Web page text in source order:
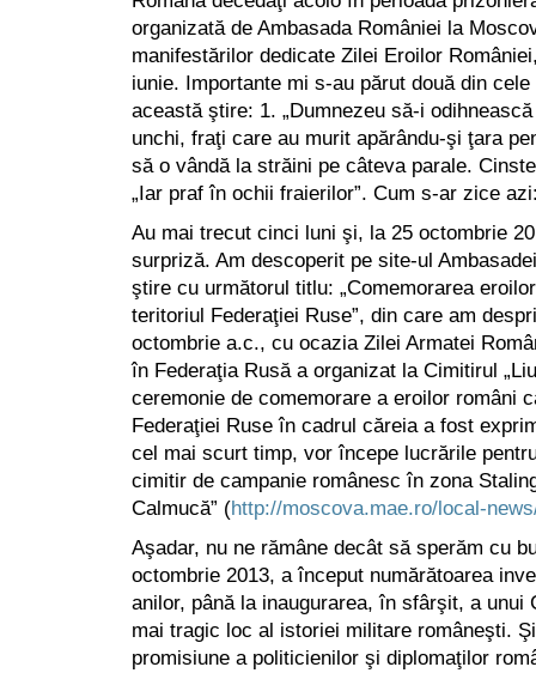
organizată de Ambasada României la
manifestărilor dedicate Zilei Eroilor
iunie. Importante mi s-au părut două din
această ştire: 1. „Dumnezeu să-i
unchi, fraţi care au murit apărându-şi ţara
să o vândă la străini pe câteva parale.
„Iar praf în ochii fraierilor”. Cum s-ar zice
Au mai trecut cinci luni şi, la 25 octombrie
surpriză. Am descoperit pe site-ul
ştire cu următorul titlu: „Comemorarea
teritoriul Federaţiei Ruse”, din care am
octombrie a.c., cu ocazia Zilei Armatei
în Federaţia Rusă a organizat la Cimitirul
ceremonie de comemorare a eroilor români
Federaţiei Ruse în cadrul căreia a fost
cel mai scurt timp, vor începe lucrările
cimitir de campanie românesc în zona
Calmucă” (http://moscova.mae.ro/local-
Aşadar, nu ne rămâne decât să sperăm cu
octombrie 2013, a început numărătoarea
anilor, până la inaugurarea, în sfârşit, a unui
mai tragic loc al istoriei militare româneşti.
promisiune a politicienilor şi diplomaţilor